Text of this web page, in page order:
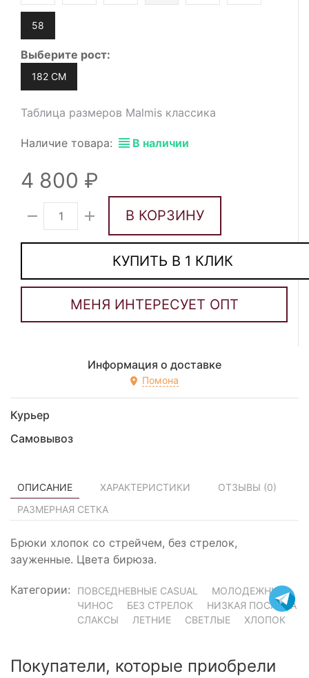
58
Выберите рост:
182 СМ
Таблица размеров Malmis классика
Наличие товара: В наличии
4 800
В КОРЗИНУ
КУПИТЬ В 1 КЛИК
Информация о доставке
Помона
Курьер
Самовывоз
ОПИСАНИЕ ХАРАКТЕРИСТИКИ ОТЗЫВЫ (0)
РАЗМЕРНАЯ СЕТКА
Брюки хлопок со стрейчем, без стрелок,
зауженные. Цвета бирюза.
Категории: ПОВСЕДНЕВНЫЕ CASUAL
МОЛОДЕЖНЫЕ
ЧИНОС
БЕЗ СТРЕЛОК
НИЗКАЯ ПОСАДКА
СЛАКСЫ
ЛЕТНИЕ СВЕТЛЫЕ ХЛОПОК
Покупатели, которые приобрели